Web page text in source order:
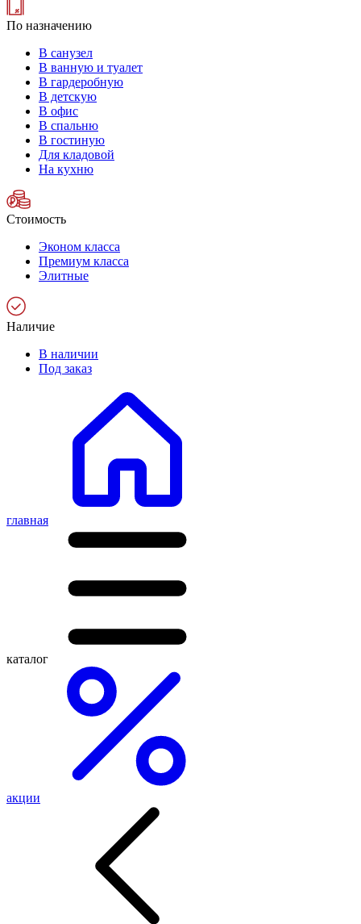
По назначению
В санузел
В ванную и туалет
В гардеробную
В детскую
В офис
В спальню
В гостиную
Для кладовой
На кухню
Стоимость
Эконом класса
Премиум класса
Элитные
Наличие
В наличии
Под заказ
главная
каталог
акции